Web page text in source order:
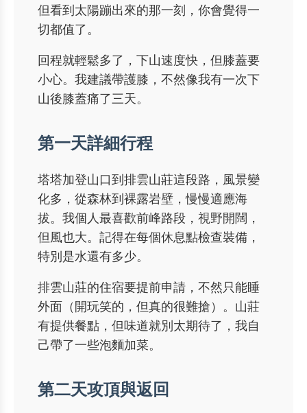
但看到太陽蹦出來的那一刻，你會覺得一
切都值了。
回程就輕鬆多了，下山速度快，但膝蓋要
小心。我建議帶護膝，不然像我有一次下
山後膝蓋痛了三天。
第一天詳細行程
塔塔加登山口到排雲山莊這段路，風景變
化多，從森林到裸露岩壁，慢慢適應海
拔。我個人最喜歡前峰路段，視野開闊，
但風也大。記得在每個休息點檢查裝備，
特別是水還有多少。
排雲山莊的住宿要提前申請，不然只能睡
外面（開玩笑的，但真的很難搶）。山莊
有提供餐點，但味道就別太期待了，我自
己帶了一些泡麵加菜。
第二天攻頂與返回